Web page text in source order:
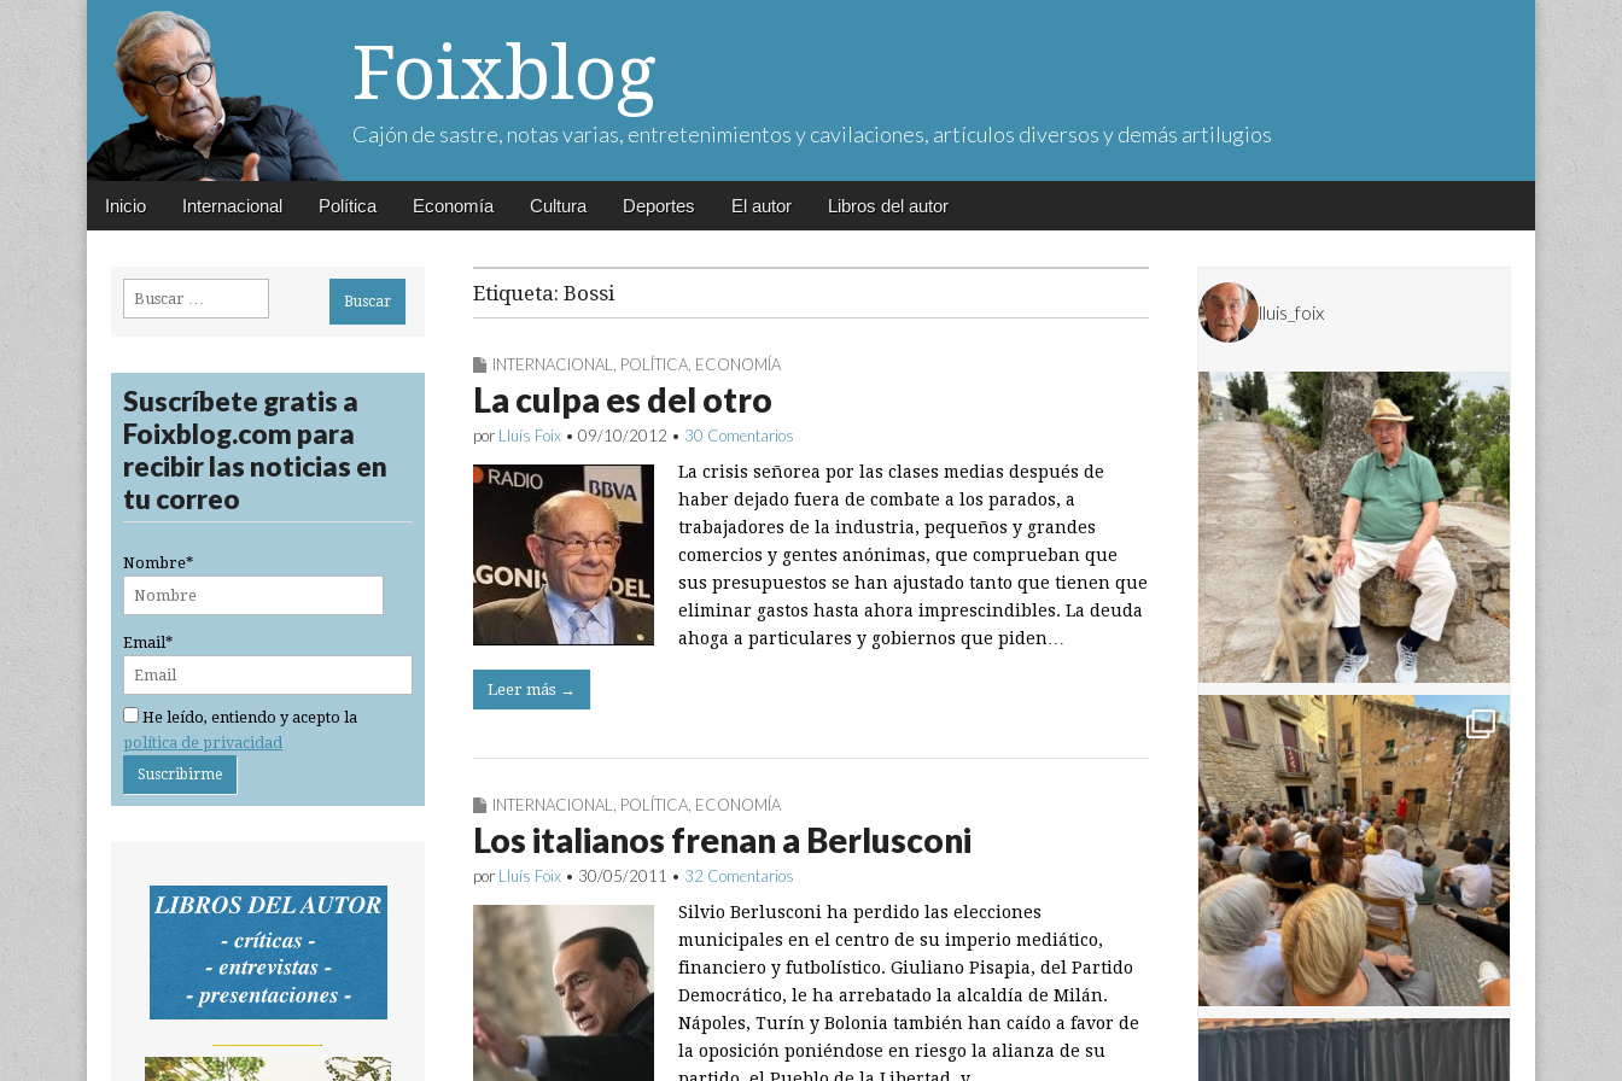
Foixblog
Cajón de sastre, notas varias, entretenimientos y cavilaciones, artículos diversos y demás artilugios
Main
Skip
Inicio Internacional Política Economía Cultura Deportes El autor Libros del autor
Etiqueta: Bossi
INTERNACIONAL POLÍTICA ECONOMÍA
La culpa es del otro
por Lluís Foix • 09/10/2012 • 30 Comentarios
La crisis señorea por las clases medias después de
haber dejado fuera de combate a los parados, a
trabajadores de la industria, pequeños y grandes
comercios y gentes anónimas, que comprueban que
sus presupuestos se han ajustado tanto que tienen que
eliminar gastos hasta ahora imprescindibles. La deuda
ahoga a particulares y gobiernos que piden…
Leer más →
INTERNACIONAL POLÍTICA ECONOMÍA
Los italianos frenan a Berlusconi
por Lluís Foix • 30/05/2011 • 32 Comentarios
Silvio Berlusconi ha perdido las elecciones
municipales en el centro de su imperio mediático,
financiero y futbolístico. Giuliano Pisapia, del Partido
Democrático, le ha arrebatado la alcaldía de Milán.
Nápoles, Turín y Bolonia también han caído a favor de
la oposición poniéndose en riesgo la alianza de su
Buscar:
Suscríbete gratis a
Foixblog.com para
recibir las noticias en
tu correo
Nombre*
Email*
He leído, entiendo y acepto la
política de privacidad
lluis_foix